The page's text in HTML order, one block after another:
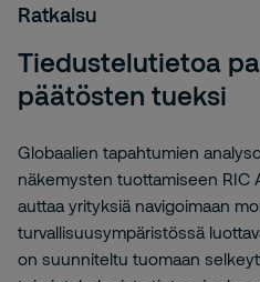
Ratkaisu
Tiedustelutietoa
päätösten tueksi
Globaalien tapahtumien
näkemysten tuottamiseen RIC
auttaa yrityksiä navigoimaan
turvallisuusympäristössä
on suunniteltu tuomaan